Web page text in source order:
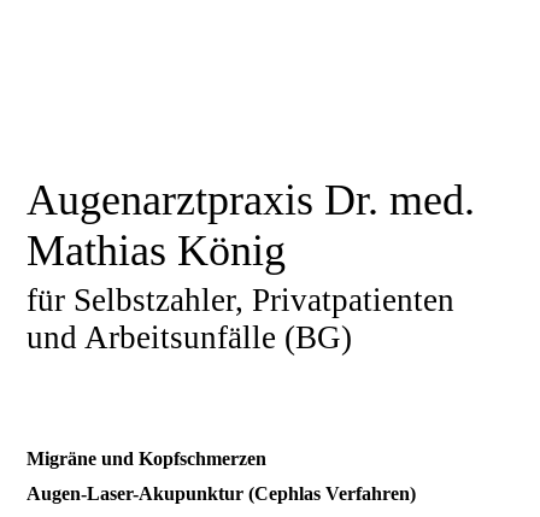
Augenarzt­praxis Dr. med.
Mathias König
für Selbstzahler, Privat­patienten
und Arbeits­­unfälle (BG)
Migräne und Kopf­schmerzen
Augen-Laser-Aku­punktur (Cephlas Verfahren)